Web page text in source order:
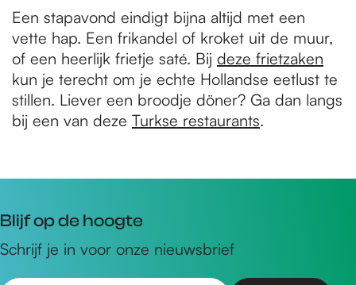
Een stapavond eindigt bijna altijd met een
vette hap. Een frikandel of kroket uit de muur,
of een heerlijk frietje saté. Bij deze frietzaken
kun je terecht om je echte Hollandse eetlust te
stillen. Liever een broodje döner? Ga dan langs
bij een van deze Turkse restaurants.
Blijf op de hoogte
Schrijf je in voor onze nieuwsbrief